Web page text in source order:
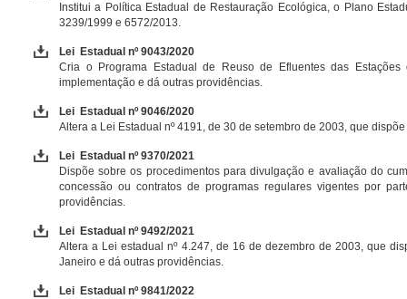
Institui a Política Estadual de Restauração Ecológica, o Plano
3239/1999 e 6572/2013.
Lei Estadual nº 9043/2020
Cria o Programa Estadual de Reuso de Efluentes das
implementação e dá outras providências.
Lei Estadual nº 9046/2020
Altera a Lei Estadual nº 4191, de 30 de setembro de 2003, que
Lei Estadual nº 9370/2021
Dispõe sobre os procedimentos para divulgação e avaliação do
concessão ou contratos de programas regulares vigentes por
providências.
Lei Estadual nº 9492/2021
Altera a Lei estadual nº 4.247, de 16 de dezembro de 2003, que
Janeiro e dá outras providências.
Lei Estadual nº 9841/2022